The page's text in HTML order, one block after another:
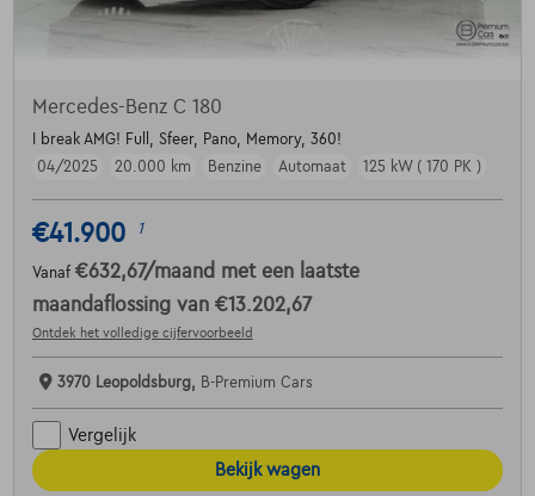
Mercedes-Benz C 180
I break AMG! Full, Sfeer, Pano, Memory, 360!
04/2025
20.000 km Benzine Automaat 125 kW ( 170 PK )
€41.900 1
Vanaf €632,67/maand met een laatste
maandaflossing van €13.202,67
Ontdek het volledige cijfervoorbeeld
3970 Leopoldsburg, B-Premium Cars
Vergelijk
Bekijk wagen